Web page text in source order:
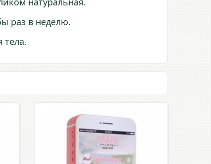
раз в неделю.
тела.